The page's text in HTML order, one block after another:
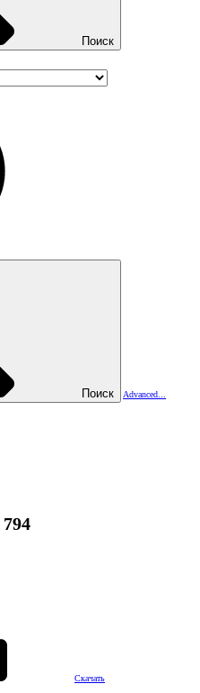
Поиск
Поиск
Advanced...
794
Скачать